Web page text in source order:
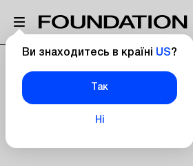
Ви знаходитесь в країні US?
Так
Ні
Кава Sweet Cherry blend 250 г
КАВА
CHERRY